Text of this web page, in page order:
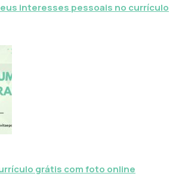
interesses pessoais no currículo
grátis com foto online